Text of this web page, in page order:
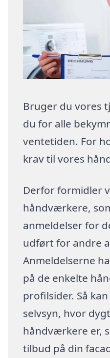
Bruger du vores
du for alle
ventetiden. For
krav til vores
Derfor formidler
håndværkere,
anmeldelser for
udført for andre
Anmeldelserne
på de enkelte
profilsider. Så
selvsyn, hvor
håndværkere er,
tilbud på din